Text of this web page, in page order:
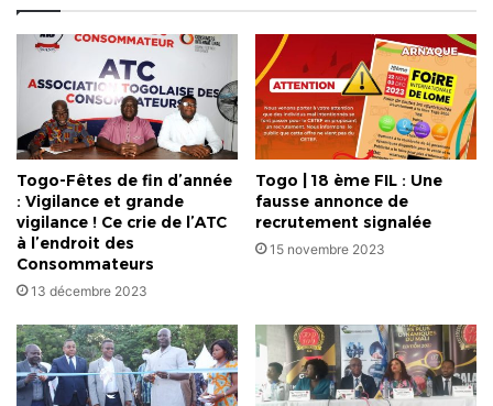
Togo-Fêtes de fin d’année
: Vigilance et grande
vigilance ! Ce crie de l’ATC
à l’endroit des
Consommateurs
13 décembre 2023
Togo | 18 ème FIL : Une
fausse annonce de
recrutement signalée
15 novembre 2023